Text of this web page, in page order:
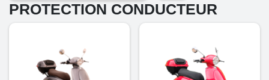
PROTECTION CONDUCTEUR